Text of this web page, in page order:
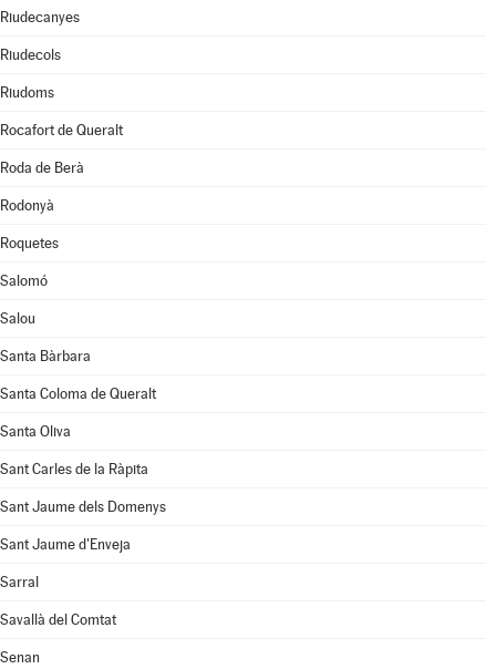
Riudecanyes
Riudecols
Riudoms
Rocafort de Queralt
Roda de Berà
Rodonyà
Roquetes
Salomó
Salou
Santa Bàrbara
Santa Coloma de Queralt
Santa Oliva
Sant Carles de la Ràpita
Sant Jaume dels Domenys
Sant Jaume d'Enveja
Sarral
Savallà del Comtat
Senan